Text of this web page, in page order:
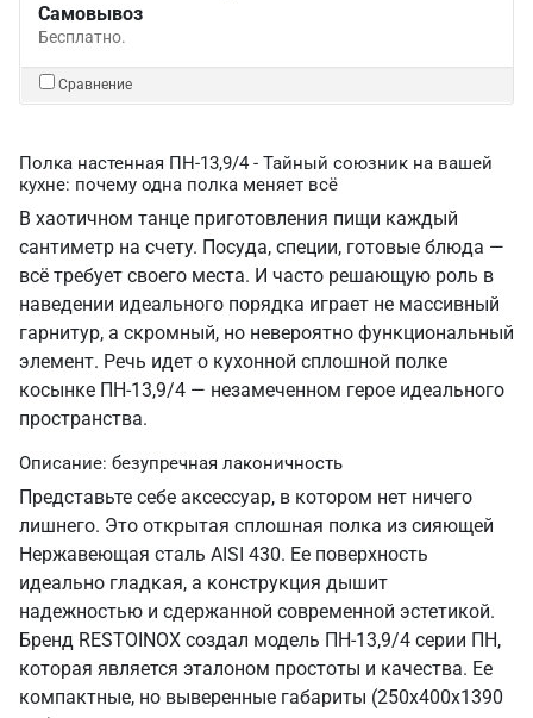
Самовывоз
Бесплатно.
Сравнение
Полка настенная ПН-13,9/4 - Тайный союзник на вашей
кухне: почему одна полка меняет всё
В хаотичном танце приготовления пищи каждый
сантиметр на счету. Посуда, специи, готовые блюда —
всё требует своего места. И часто решающую роль в
наведении идеального порядка играет не массивный
гарнитур, а скромный, но невероятно функциональный
элемент. Речь идет о кухонной сплошной полке
косынке ПН-13,9/4 — незамеченном герое идеального
пространства.
Описание: безупречная лаконичность
Представьте себе аксессуар, в котором нет ничего
лишнего. Это открытая сплошная полка из сияющей
Нержавеющая сталь AISI 430. Ее поверхность
идеально гладкая, а конструкция дышит
надежностью и сдержанной современной эстетикой.
Бренд RESTOINOX создал модель ПН-13,9/4 серии ПН,
которая является эталоном простоты и качества. Ее
компактные, но выверенные габариты (250х400х1390